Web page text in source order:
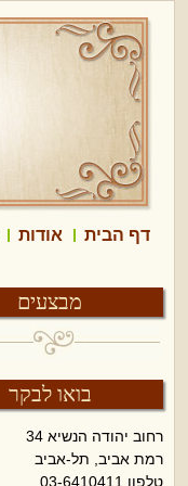
דף הבית אודות
מבצעים
בואו לבקר
רחוב יהודה הנשיא 34
רמת אביב, תל-אביב
טלפון 03-6410411